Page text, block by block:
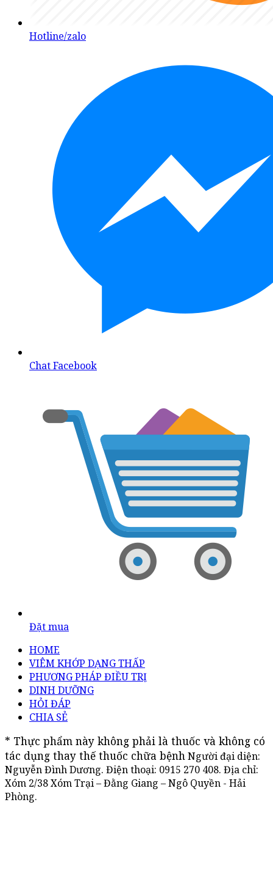
Hotline/zalo
Chat Facebook
Đặt mua
HOME
VIÊM KHỚP DẠNG THẤP
PHƯƠNG PHÁP ĐIỀU TRỊ
DINH DƯỠNG
HỎI ĐÁP
CHIA SẺ
* Thực phẩm này không phải là thuốc và không có
tác dụng thay thế thuốc chữa bệnh Người đại diện:
Nguyễn Đình Dương. Điện thoại: 0915 270 408. Địa chỉ:
Xóm 2/38 Xóm Trại – Đằng Giang – Ngô Quyền - Hải
Phòng.